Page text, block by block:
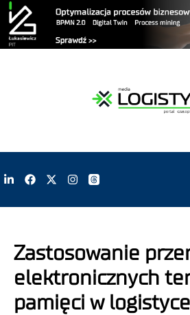
Zastosowanie
elektronicznych
pamięci w